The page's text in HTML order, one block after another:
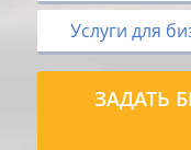
Услуги для
ЗАДАТЬ